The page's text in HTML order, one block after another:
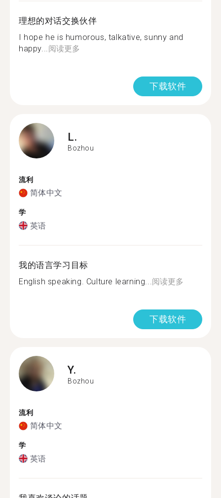
理想的对话交换伙伴
I hope he is humorous, talkative, sunny and
happy... 阅读更多
下载软件
L.
Bozhou
流利
简体中文
学
英语
我的语言学习目标
English speaking. Culture learning... 阅读更多
下载软件
Y.
Bozhou
流利
简体中文
学
英语